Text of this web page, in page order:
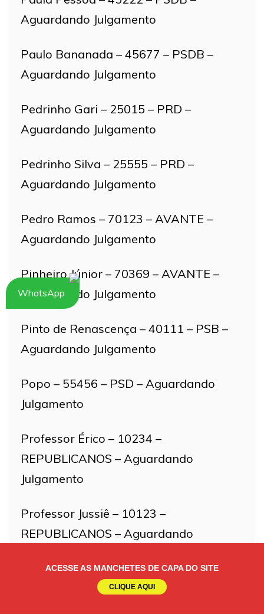
ACESSE AS MANCHETES DE CAPA DO SITE
CLIQUE AQUI
Aguardando Julgamento
Paulo Bananada – 45677 – PSDB –
Aguardando Julgamento
Pedrinho Gari – 25015 – PRD –
Aguardando Julgamento
Pedrinho Silva – 25555 – PRD –
Aguardando Julgamento
Pedro Ramos – 70123 – AVANTE –
Aguardando Julgamento
Pinheiro Júnior – 70369 – AVANTE –
Aguardando Julgamento
Pinto de Renascença – 40111 – PSB –
Aguardando Julgamento
Popo – 55456 – PSD – Aguardando
Julgamento
Professor Érico – 10234 –
REPUBLICANOS – Aguardando
Julgamento
Professor Jussiê – 10123 –
REPUBLICANOS – Aguardando
Professor Tiago – 55000 – PSD –
WhatsApp